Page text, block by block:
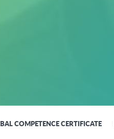
COMPETENCE CERTIFICATE